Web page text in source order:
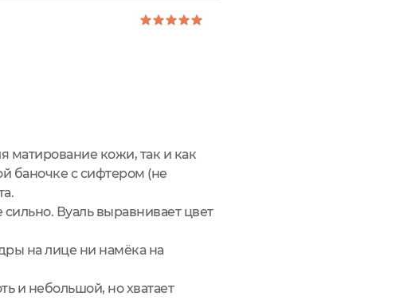
матирование кожи, так и как
баночке с сифтером (не
Вуаль выравнивает цвет
на лице ни намёка на
и небольшой, но хватает